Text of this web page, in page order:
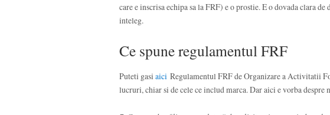
care e inscrisa echipa sa la FRF) e o prostie. E o dovada clara
inteleg.
Ce spune regulamentul FRF
Puteti gasi aici Regulamentul FRF de Organizare a Activitatii
lucruri, chiar si de cele ce includ marca. Dar aici e vorba despre